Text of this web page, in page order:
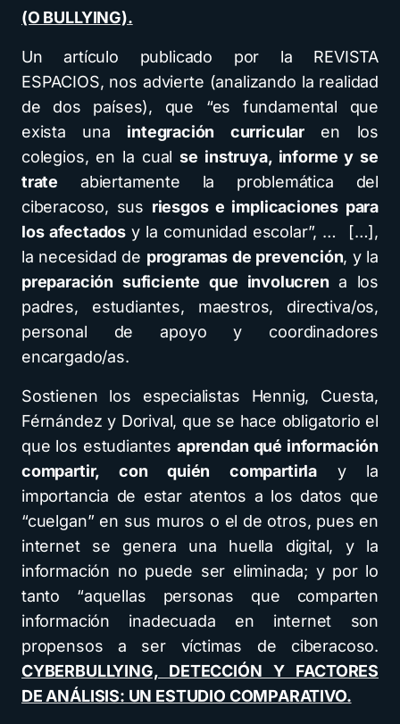
(O BULLYING).
Un artículo publicado por la REVISTA
ESPACIOS, nos advierte (analizando la realidad
de dos países), que “es fundamental que
exista una integración curricularen los
colegios, en la cualse instruya, informe y se
trate abiertamente la problemática del
ciberacoso, sus riesgos e implicaciones para
los afectados y la comunidad escolar”, … […],
la necesidad de programas de prevención, y la
preparación suficiente que involucren a los
padres, estudiantes, maestros, directiva/os,
personal de apoyo y coordinadores
encargado/as.
Sostienen los especialistas Hennig, Cuesta,
Férnández y Dorival, que se hace obligatorio el
que los estudiantes aprendan qué información
compartir, con quién compartirla y la
importancia de estar atentos a los datos que
“cuelgan” en sus muros o el de otros, pues en
internet se genera una huella digital, y la
información no puede ser eliminada; y por lo
tanto “aquellas personas que comparten
información inadecuada en internet son
propensos a ser víctimas de ciberacoso.
CYBERBULLYING, DETECCIÓN Y FACTORES
DE ANÁLISIS: UN ESTUDIO COMPARATIVO.